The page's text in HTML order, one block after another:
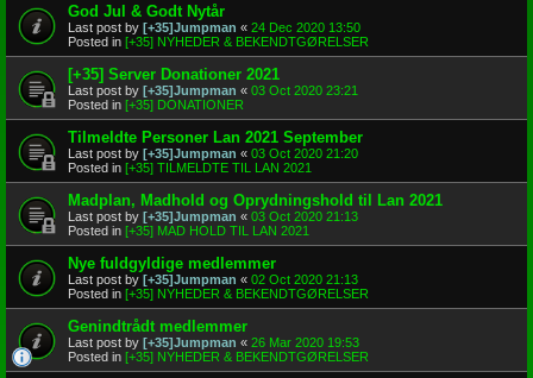
God Jul & Godt Nytår
Last post by [+35]Jumpman « 24 Dec 2020 13:50
Posted in [+35] NYHEDER & BEKENDTGØRELSER
[+35] Server Donationer 2021
Last post by [+35]Jumpman « 03 Oct 2020 23:21
Posted in [+35] DONATIONER
Tilmeldte Personer Lan 2021 September
Last post by [+35]Jumpman « 03 Oct 2020 21:20
Posted in [+35] TILMELDTE TIL LAN 2021
Madplan, Madhold og Oprydningshold til Lan 2021
Last post by [+35]Jumpman « 03 Oct 2020 21:13
Posted in [+35] MAD HOLD TIL LAN 2021
Nye fuldgyldige medlemmer
Last post by [+35]Jumpman « 02 Oct 2020 21:13
Posted in [+35] NYHEDER & BEKENDTGØRELSER
Genindtrådt medlemmer
Last post by [+35]Jumpman « 26 Mar 2020 19:53
Posted in [+35] NYHEDER & BEKENDTGØRELSER